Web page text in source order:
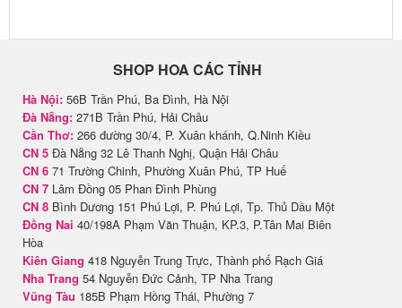
SHOP HOA CÁC TỈNH
Hà Nội: 56B Trần Phú, Ba Đình, Hà Nội
Đà Nẵng: 271B Trần Phú, Hải Châu
Cần Thơ: 266 đường 30/4, P. Xuân khánh, Q.Ninh Kiều
CN 5 Đà Nẵng 32 Lê Thanh Nghị, Quận Hải Châu
CN 6 71 Trường Chinh, Phường Xuân Phú, TP Huế
CN 7 Lâm Đồng 05 Phan Đình Phùng
CN 8 Bình Dương 151 Phú Lợi, P. Phú Lợi, Tp. Thủ Dầu Một
Đồng Nai 40/198A Phạm Văn Thuận, KP.3, P.Tân Mai Biên
Hòa
Kiên Giang 418 Nguyễn Trung Trực, Thành phố Rạch Giá
Nha Trang 54 Nguyễn Đức Cảnh, TP Nha Trang
Vũng Tàu 185B Phạm Hồng Thái, Phường 7